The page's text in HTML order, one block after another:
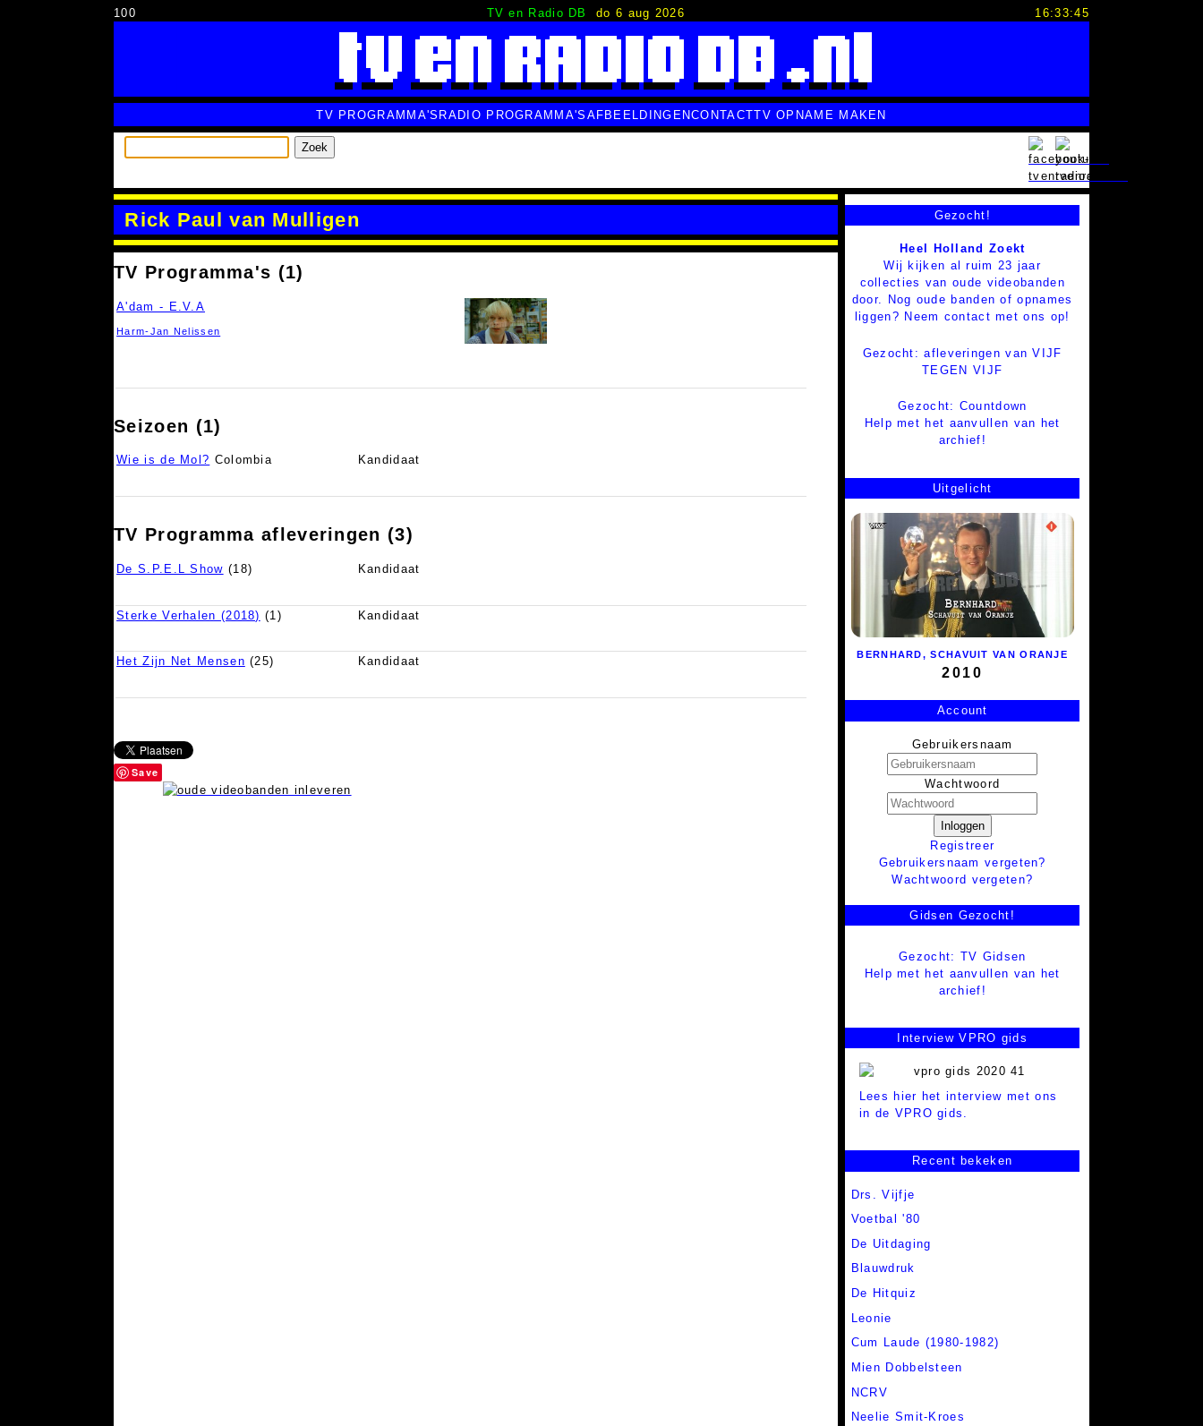
100 TV en Radio DB do 6 aug 2026 16:33:46
TV PROGRAMMA'S RADIO PROGRAMMA'S AFBEELDINGENCONTACTTV OPNAME MAKEN
Zoek
Rick Paul van Mulligen
TV Programma's (1)
A'dam - E.V.A
Harm-Jan Nelissen
Seizoen (1)
Wie is de Mol? Colombia Kandidaat
TV Programma afleveringen (3)
De S.P.E.L Show (18) Kandidaat
Sterke Verhalen (2018) (1) Kandidaat
Het Zijn Net Mensen (25) Kandidaat
Save
Gezocht!
Heel Holland Zoekt
Wij kijken al ruim 23 jaar
collecties van oude videobanden
door. Nog oude banden of opnames
liggen? Neem contact met ons op!
Gezocht: afleveringen van VIJF
TEGEN VIJF
Gezocht: Countdown
Help met het aanvullen van het
archief!
Uitgelicht
BERNHARD, SCHAVUIT VAN ORANJE
2010
Account
Gebruikersnaam
Wachtwoord
Inloggen
Registreer
Gebruikersnaam vergeten?
Wachtwoord vergeten?
Gidsen Gezocht!
Gezocht: TV Gidsen
Help met het aanvullen van het
archief!
Interview VPRO gids
Lees hier het interview met ons
in de VPRO gids.
Recent bekeken
Drs. Vijfje
Voetbal '80
De Uitdaging
Blauwdruk
De Hitquiz
Leonie
Cum Laude (1980-1982)
Mien Dobbelsteen
NCRV
Neelie Smit-Kroes